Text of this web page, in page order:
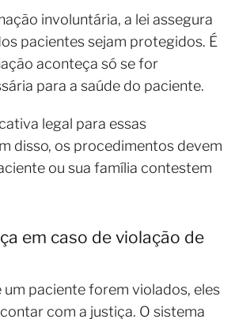
involuntária, a lei assegura
pacientes sejam protegidos. É
aconteça só se for
para a saúde do paciente.
legal para essas
disso, os procedimentos devem
ou sua família contestem
em caso de violação de
um paciente forem violados, eles
com a justiça. O sistema